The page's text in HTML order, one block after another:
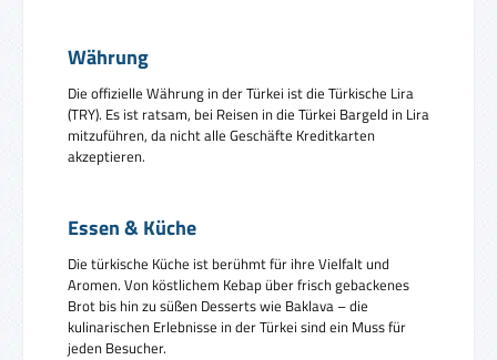
Währung
Die offizielle Währung in der Türkei ist die Türkische Lira
(TRY). Es ist ratsam, bei Reisen in die Türkei Bargeld in Lira
mitzuführen, da nicht alle Geschäfte Kreditkarten
akzeptieren.
Essen & Küche
Die türkische Küche ist berühmt für ihre Vielfalt und
Aromen. Von köstlichem Kebap über frisch gebackenes
Brot bis hin zu süßen Desserts wie Baklava – die
kulinarischen Erlebnisse in der Türkei sind ein Muss für
jeden Besucher.